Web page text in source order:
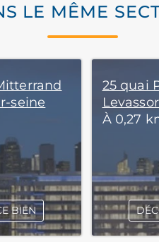
LE MÊME
seine
BIEN
25 quai
À 0,27